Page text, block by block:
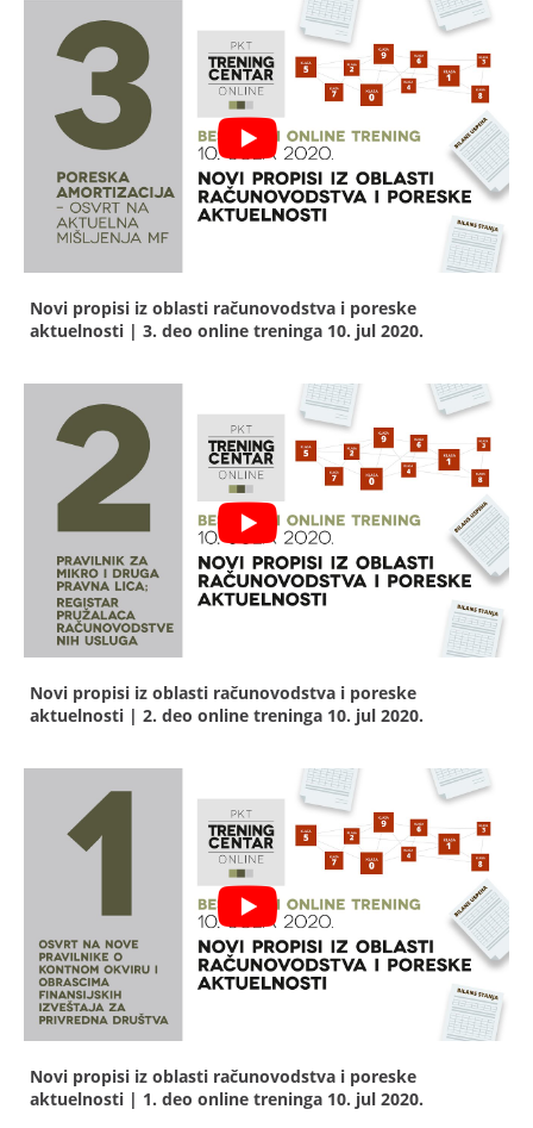
Novi propisi iz oblasti računovodstva i poreske
aktuelnosti | 3. deo online treninga 10. jul 2020.
Novi propisi iz oblasti računovodstva i poreske
aktuelnosti | 2. deo online treninga 10. jul 2020.
Novi propisi iz oblasti računovodstva i poreske
aktuelnosti | 1. deo online treninga 10. jul 2020.